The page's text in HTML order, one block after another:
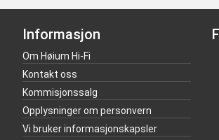
Informasjon
Om Høium Hi-Fi
Kontakt oss
Kommisjonssalg
Opplysninger om personvern
Vi bruker informasjonskapsler